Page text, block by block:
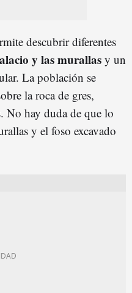
descubrir diferentes
y las murallasy un
La población se
la roca de gres,
No hay duda de que lo
y el foso excavado